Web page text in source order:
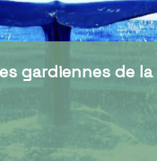
gardiennes de la